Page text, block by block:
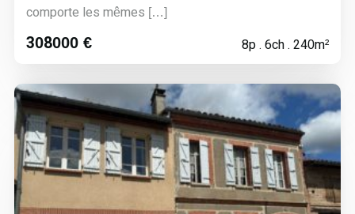
comporte les mêmes […]
308000 € 8p . 6ch . 240m²